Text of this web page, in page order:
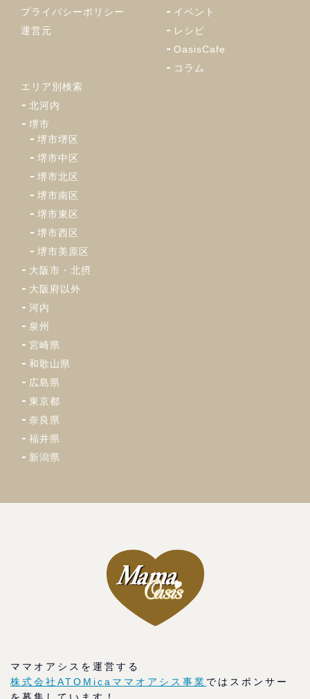
プライバシーポリシー
運営元
イベント
レシピ
OasisCafe
コラム
エリア別検索
北河内
堺市
堺市堺区
堺市中区
堺市北区
堺市南区
堺市東区
堺市西区
堺市美原区
大阪市・北摂
大阪府以外
河内
泉州
宮崎県
和歌山県
広島県
東京都
奈良県
福井県
新潟県
ママオアシスを運営する
株式会社ATOMicaママオアシス事業 ではスポンサー